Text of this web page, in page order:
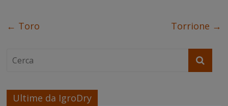
← Toro Torrione →
Ultime da IgroDry